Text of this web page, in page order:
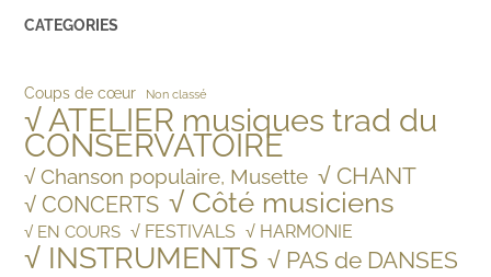
CATEGORIES
Coups de cœur Non classé
√ ATELIER musiques trad du
CONSERVATOIRE
√ Chanson populaire, Musette √ CHANT
√ CONCERTS √ Côté musiciens
√ EN COURS √ FESTIVALS √ HARMONIE
√ INSTRUMENTS √ PAS de DANSES